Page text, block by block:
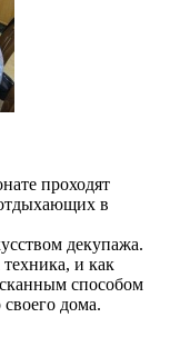
проходят
в
декупажа.
и как
способом
дома.